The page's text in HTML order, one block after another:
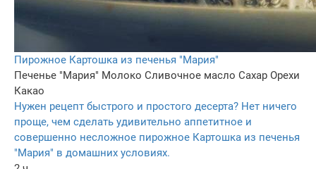
Пирожное Картошка из печенья "Мария"
Печенье "Мария" Молоко Сливочное масло Сахар Орехи
Какао
Нужен рецепт быстрого и простого десерта? Нет ничего
проще, чем сделать удивительно аппетитное и
совершенно несложное пирожное Картошка из печенья
"Мария" в домашних условиях.